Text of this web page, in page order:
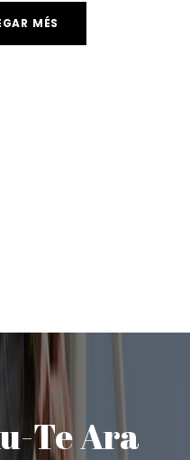
MÉS
Te Ara